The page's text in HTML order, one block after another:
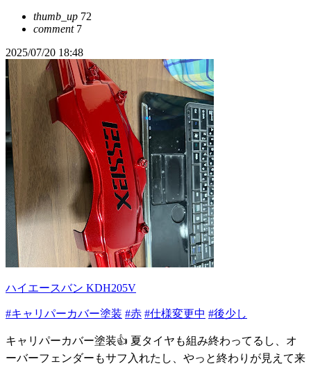
thumb_up 72
comment7
2025/07/20 18:48
ハイエースバン KDH205V
#キャリパーカバー塗装 #赤 #仕様変更中 #後少し
キャリパーカバー塗装👍 夏タイヤも組み終わってるし、オ
ーバーフェンダーもサフ入れたし、やっと終わりが見えて来